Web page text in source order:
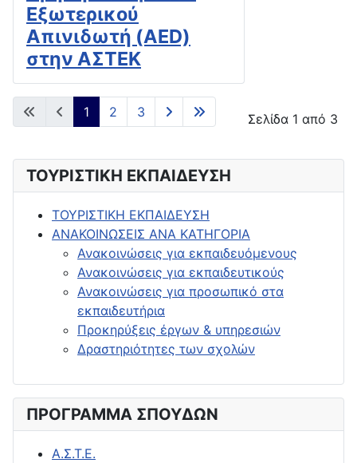
ΤΟΥΡΙΣΤΙΚΗ ΕΚΠΑΙΔΕΥΣΗ
ΤΟΥΡΙΣΤΙΚΗ ΕΚΠΑΙΔΕΥΣΗ
ΑΝΑΚΟΙΝΩΣΕΙΣ ΑΝΑ ΚΑΤΗΓΟΡΙΑ
Ανακοινώσεις για εκπαιδευόμενους
Ανακοινώσεις για εκπαιδευτικούς
Ανακοινώσεις για προσωπικό στα
εκπαιδευτήρια
Προκηρύξεις έργων & υπηρεσιών
Δραστηριότητες των σχολών
ΠΡΟΓΡΑΜΜΑ ΣΠΟΥΔΩΝ
Α.Σ.Τ.Ε.
Εξωτερικού
Απινιδωτή (AED)
στην ΑΣΤΕΚ
Σελίδα 1 από 3
1 2 3